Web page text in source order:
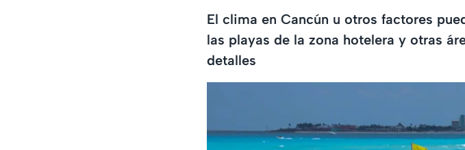
El clima en Cancún u otros factores
las playas de la zona hotelera y otras
detalles